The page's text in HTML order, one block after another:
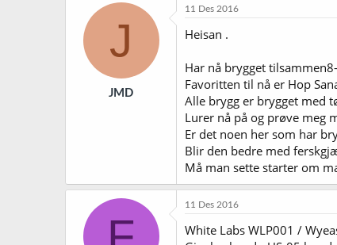
t
J
JMD
11 Des 2016
Heisan .
Har nå brygget
Favoritten til nå er Hop
Alle brygg er brygget med
Lurer nå på og prøve meg
Er det noen her som har
Blir den bedre med
Må man sette starter om
11 Des 2016
White Labs WLP001 /